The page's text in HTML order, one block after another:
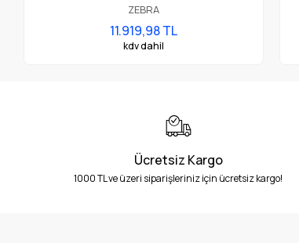
ZEBRA
11.919,98 TL
kdv dahil
Ücretsiz Kargo
1000 TL ve üzeri siparişleriniz için ücretsiz kargo!